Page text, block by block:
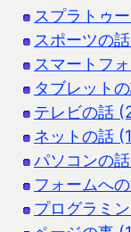
スプラトゥ
スポーツの
スマートフ
タブレット
テレビの話
ネットの話
パソコンの
フォームへ
プログラミ